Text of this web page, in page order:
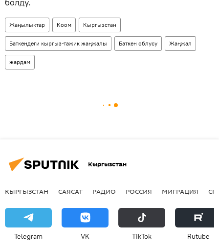
Жаңылыктар Коом Кыргызстан
Баткендеги кыргыз-тажик жаңжалы Баткен облусу Жаңжал
жардам
Кыргызстан
КЫРГЫЗСТАН САЯСАТ РАДИО РОССИЯ МИГРАЦИЯ
Telegram VK ТikТоk Rutube